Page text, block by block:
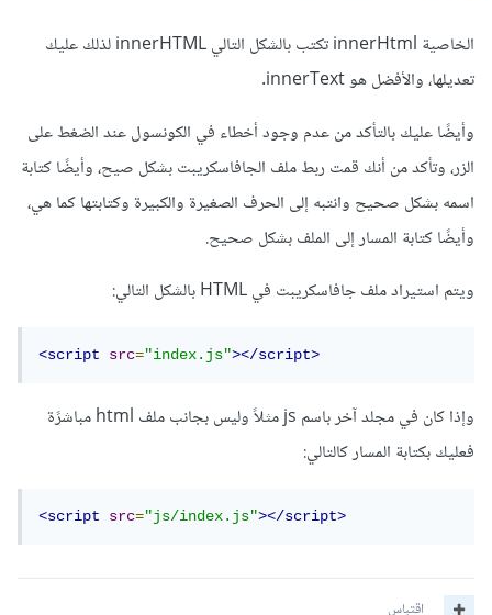
الخاصية innerHtml تكتب بالشكل التالي innerHTML لذلك عليك
تعديلها، والأفضل هو innerText.
وأيضًا عليك بالتأكد من عدم وجود أخطاء في الكونسول عند الضغط على
الزر، وتأكد من أنك قمت ربط ملف الجافاسكريبت بشكل صيح، وأيضًا كتابة
اسمه بشكل صحيح وانتبه إلى الحرف الصغيرة والكبيرة وكتابتها كما هي،
وأيضًا كتابة المسار إلى الملف بشكل صحيح.
ويتم استيراد ملف جافاسكريبت في HTML بالشكل التالي:
<script src="index.js"></script>
وإذا كان في مجلد آخر باسم js مثلاً وليس بجانب ملف html مباشرًة
فعليك بكتابة المسار كالتالي:
<script src="js/index.js"></script>
اقتباس